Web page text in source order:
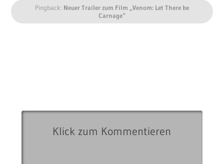
Pingback: Neuer Trailer zum Film „Venom: Let There be
Carnage“